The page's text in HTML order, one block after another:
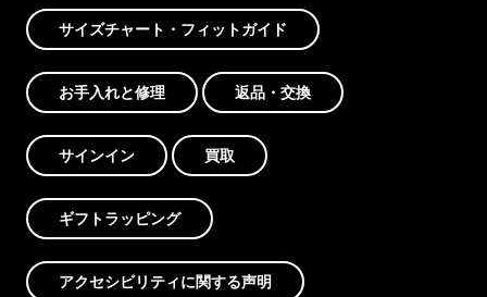
サイズチャート・フィットガイド
お手入れと修理 返品・交換
サインイン 買取
ギフトラッピング
アクセシビリティに関する声明